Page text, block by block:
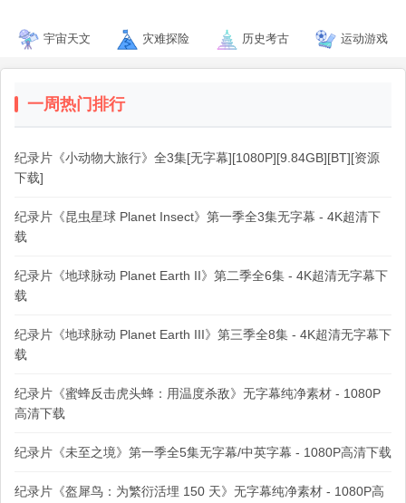
宇宙天文 灾难探险 历史考古 运动游戏
一周热门排行
纪录片《小动物大旅行》全3集[无字幕][1080P][9.84GB][BT][资源
下载]
纪录片《昆虫星球 Planet Insect》第一季全3集无字幕 - 4K超清下
载
纪录片《地球脉动 Planet Earth II》第二季全6集 - 4K超清无字幕下
载
纪录片《地球脉动 Planet Earth III》第三季全8集 - 4K超清无字幕下
载
纪录片《蜜蜂反击虎头蜂：用温度杀敌》无字幕纯净素材 - 1080P
高清下载
纪录片《未至之境》第一季全5集无字幕/中英字幕 - 1080P高清下载
纪录片《盔犀鸟：为繁衍活埋 150 天》无字幕纯净素材 - 1080P高